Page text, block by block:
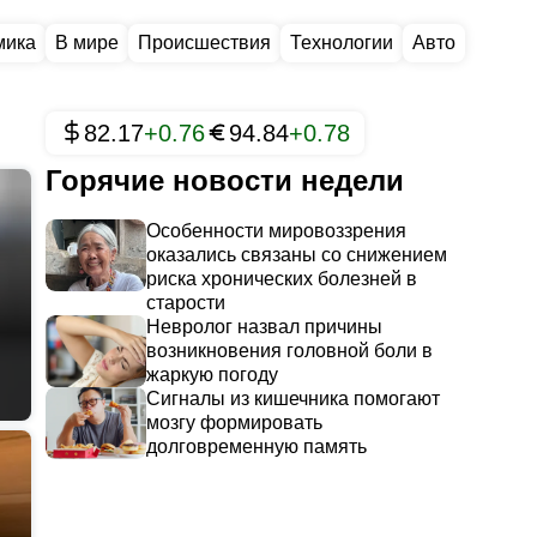
В мире Происшествия Технологии Авто
82.17+0.76 94.84+0.78
Горячие новости недели
Особенности мировоззрения
оказались связаны со снижением
риска хронических болезней в
старости
Невролог назвал причины
возникновения головной боли в
жаркую погоду
Сигналы из кишечника помогают
мозгу формировать
долговременную память